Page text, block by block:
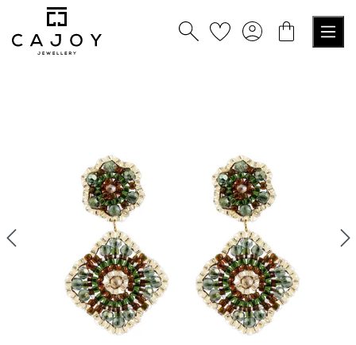
principal